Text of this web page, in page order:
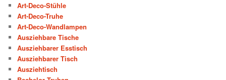
Art-Deco-Stühle
Art-Deco-Truhe
Art-Deco-Wandlampen
Ausziehbare Tische
Ausziehbarer Esstisch
Ausziehbarer Tisch
Ausziehtisch